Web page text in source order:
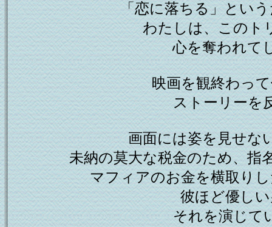
「恋に落ちる」とい
わたしは、このト
心を奪われて
映画を観終わっ
ストーリーを
画面には姿を見せな
未納の莫大な税金のため、指
マフィアのお金を横取り
彼ほど優し
それを演じ